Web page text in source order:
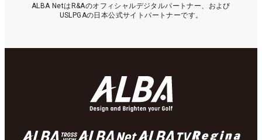
ALBA NetはR&Aのオフィシャルデジタルパートナー、および
USLPGAの日本公式サイトパートナーです。